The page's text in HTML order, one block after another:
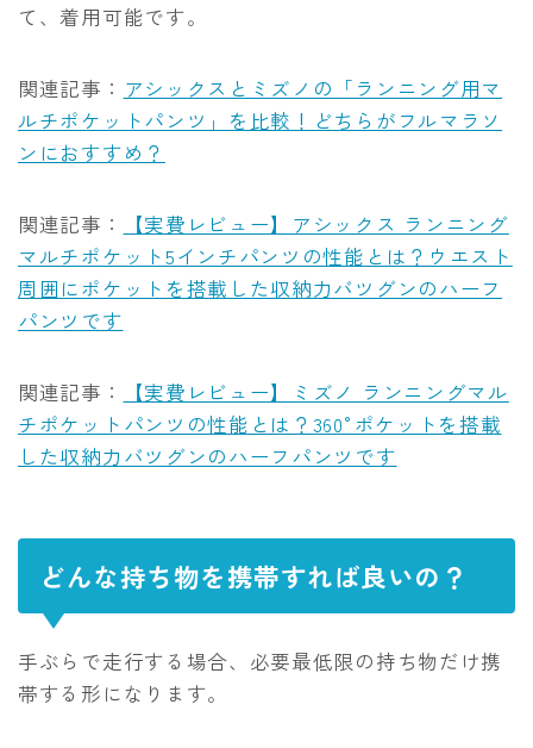
て、着用可能です。
関連記事： アシックスとミズノの「ランニング用マ
ルチポケットパンツ」を比較！どちらがフルマラソ
ンにおすすめ？
関連記事：
【実費レビュー】アシックス ランニング
マルチポケット5インチパンツの性能とは？ウエスト
周囲にポケットを搭載した収納力バツグンのハーフ
パンツです
関連記事：
【実費レビュー】ミズノ ランニングマル
チポケットパンツの性能とは？360°ポケットを搭載
した収納力バツグンのハーフパンツです
どんな持ち物を携帯すれば良いの？
手ぶらで走行する場合、必要最低限の持ち物だけ携
帯する形になります。